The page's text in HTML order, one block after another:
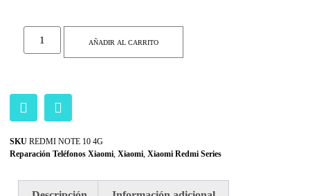
AÑADIR AL CARRITO
SKU REDMI NOTE 10 4G
Reparación Teléfonos Xiaomi, Xiaomi, Xiaomi Redmi Series